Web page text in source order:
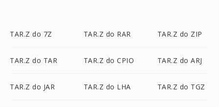
TAR.Z do 7Z TAR.Z do RAR TAR.Z do ZIP
TAR.Z do TAR TAR.Z do CPIO TAR.Z do ARJ
TAR.Z do JAR TAR.Z do LHA TAR.Z do TGZ